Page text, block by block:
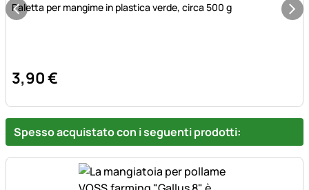
Paletta per mangime in plastica verde, circa 500 g
3,90€
Spesso acquistato con i seguenti prodotti: